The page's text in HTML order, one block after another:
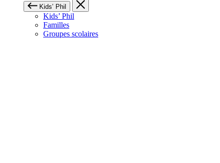
Kids’ Phil
Kids’ Phil
Familles
Groupes scolaires